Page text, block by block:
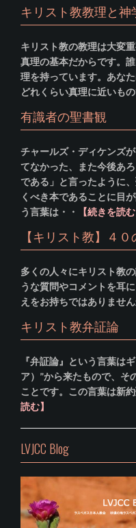
キリスト教教理と神
キリスト教の教理は大変
真理の基本だからです。
理を持っています。あな
どれくらい真理に近いも
有識者の聖書観
チャールズ・ディケンズ
てなかった、また今後あ
である」と言ったように
くべき本であることに目
う言葉は・・
【続きを読む
【キリスト教】４
多くの人々にキリスト教
うな質問やコメントを耳
えをお持ちではありません
キリスト教弁証論
『弁証論』という言葉は
ア）”から来たもので、そ
ことです。この言葉は新
読む】
LVJCC Blog